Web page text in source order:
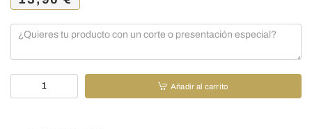
Ibérico
Añadir al carrito